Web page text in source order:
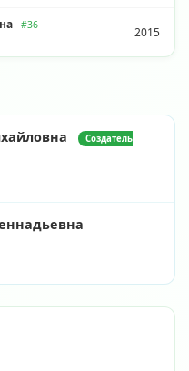
#36
2015
Создатель